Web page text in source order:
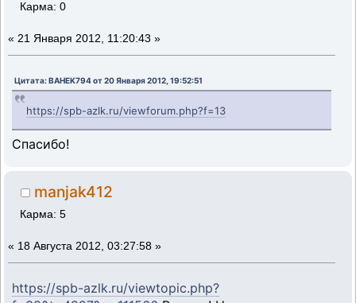
Карма: 0
« 21 Января 2012, 11:20:43 »
Цитата: BAHEK794 от 20 Января 2012, 19:52:51
https://spb-azlk.ru/viewforum.php?f=13
Спасибо!
manjak412
Карма: 5
« 18 Августа 2012, 03:27:58 »
https://spb-azlk.ru/viewtopic.php?